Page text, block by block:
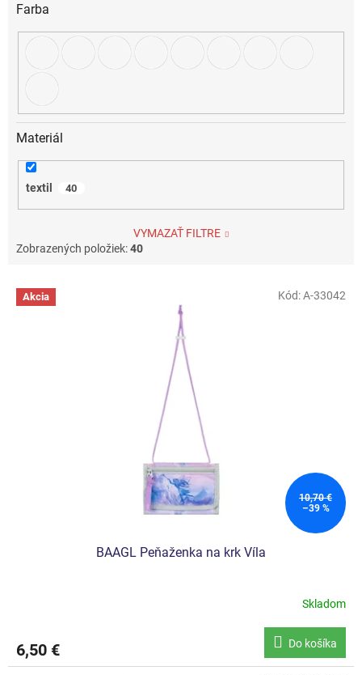
Farba
Materiál
textil 40
VYMAZAŤ FILTRE
Zobrazených položiek:40
V Akcia
10,70 €
–39 %
BAAGL Peňaženka na krk Víla
Skladom
6,50 € Do košíka
Kód:A-33042